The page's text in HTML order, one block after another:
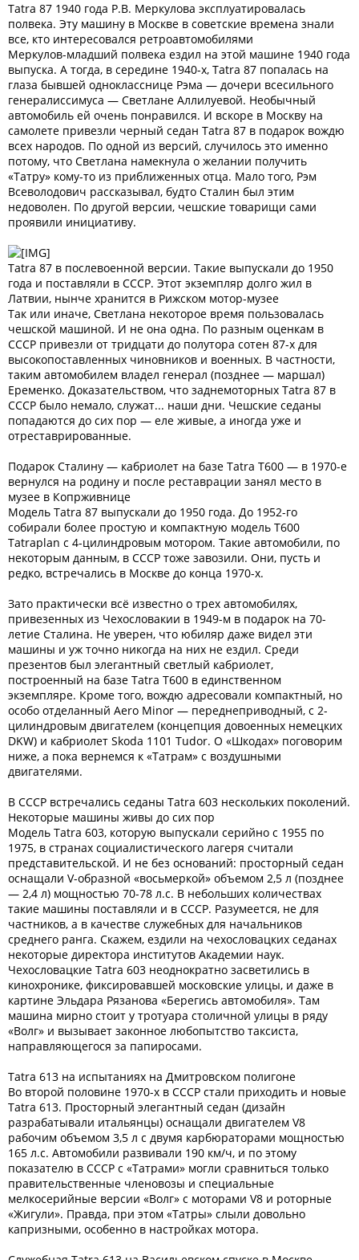
Tatra 87 1940 года Р.В. Меркулова эксплуатировалась
полвека. Эту машину в Москве в советские времена знали
все, кто интересовался ретроавтомобилями
Меркулов-младший полвека ездил на этой машине 1940 года
выпуска. А тогда, в середине 1940-х, Tatra 87 попалась на
глаза бывшей однокласснице Рэма — дочери всесильного
генералиссимуса — Светлане Аллилуевой. Необычный
автомобиль ей очень понравился. И вскоре в Москву на
самолете привезли черный седан Tatra 87 в подарок вождю
всех народов. По одной из версий, случилось это именно
потому, что Светлана намекнула о желании получить
«Татру» кому-то из приближенных отца. Мало того, Рэм
Всеволодович рассказывал, будто Сталин был этим
недоволен. По другой версии, чешские товарищи сами
проявили инициативу.
Tatra 87 в послевоенной версии. Такие выпускали до 1950
года и поставляли в СССР. Этот экземпляр долго жил в
Латвии, нынче хранится в Рижском мотор-музее
Так или иначе, Светлана некоторое время пользовалась
чешской машиной. И не она одна. По разным оценкам в
СССР привезли от тридцати до полутора сотен 87-х для
высокопоставленных чиновников и военных. В частности,
таким автомобилем владел генерал (позднее — маршал)
Еременко. Доказательством, что заднемоторных Tatra 87 в
СССР было немало, служат... наши дни. Чешские седаны
попадаются до сих пор — еле живые, а иногда уже и
отреставрированные.
Подарок Сталину — кабриолет на базе Tatra T600 — в 1970-е
вернулся на родину и после реставрации занял место в
музее в Копрживнице
Модель Tatra 87 выпускали до 1950 года. До 1952-го
собирали более простую и компактную модель T600
Tatraplan с 4-цилиндровым мотором. Такие автомобили, по
некоторым данным, в СССР тоже завозили. Они, пусть и
редко, встречались в Москве до конца 1970-х.
Зато практически всё известно о трех автомобилях,
привезенных из Чехословакии в 1949-м в подарок на 70-
летие Сталина. Не уверен, что юбиляр даже видел эти
машины и уж точно никогда на них не ездил. Среди
презентов был элегантный светлый кабриолет,
построенный на базе Tatra T600 в единственном
экземпляре. Кроме того, вождю адресовали компактный, но
особо отделанный Aero Minor — переднеприводный, с 2-
цилиндровым двигателем (концепция довоенных немецких
DKW) и кабриолет Skoda 1101 Tudor. О «Шкодах» поговорим
ниже, а пока вернемся к «Татрам» с воздушными
двигателями.
В СССР встречались седаны Tatra 603 нескольких поколений.
Некоторые машины живы до сих пор
Модель Tatra 603, которую выпускали серийно с 1955 по
1975, в странах социалистического лагеря считали
представительской. И не без оснований: просторный седан
оснащали V-образной «восьмеркой» объемом 2,5 л (позднее
— 2,4 л) мощностью 70-78 л.с. В небольших количествах
такие машины поставляли и в СССР. Разумеется, не для
частников, а в качестве служебных для начальников
среднего ранга. Скажем, ездили на чехословацких седанах
некоторые директора институтов Академии наук.
Чехословацкие Tatra 603 неоднократно засветились в
кинохронике, фиксировавшей московские улицы, и даже в
картине Эльдара Рязанова «Берегись автомобиля». Там
машина мирно стоит у тротуара столичной улицы в ряду
«Волг» и вызывает законное любопытство таксиста,
направляющегося за папиросами.
Tatra 613 на испытаниях на Дмитровском полигоне
Во второй половине 1970-х в СССР стали приходить и новые
Tatra 613. Просторный элегантный седан (дизайн
разрабатывали итальянцы) оснащали двигателем V8
рабочим объемом 3,5 л с двумя карбюраторами мощностью
165 л.с. Автомобили развивали 190 км/ч, и по этому
показателю в СССР с «Татрами» могли сравниться только
правительственные членовозы и специальные
мелкосерийные версии «Волг» с моторами V8 и роторные
«Жигули». Правда, при этом «Татры» слыли довольно
капризными, особенно в настройках мотора.